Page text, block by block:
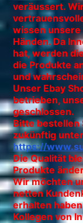
veräussert.
wissen
Händen. Da
hat, werden
die Produkte
und
Unser Ebay
betrieben,
geschlossen.
Bitte bestellen
zukünftig
https://
Die Qualität
Produkte
Wir möchten
netten
erhalten
Kollegen von